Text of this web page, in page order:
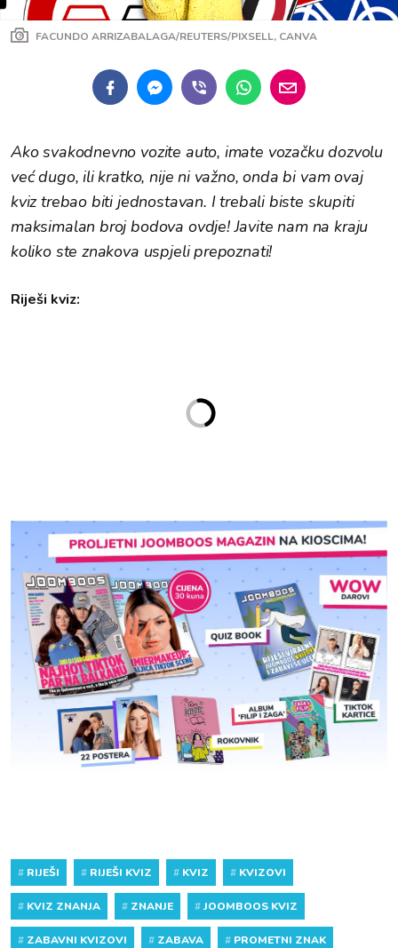
FACUNDO ARRIZABALAGA/REUTERS/PIXSELL, CANVA
Ako svakodnevno vozite auto, imate vozačku dozvolu
već dugo, ili kratko, nije ni važno, onda bi vam ovaj
kviz trebao biti jednostavan. I trebali biste skupiti
maksimalan broj bodova ovdje! Javite nam na kraju
koliko ste znakova uspjeli prepoznati!
Riješi kviz:
# RIJEŠI # RIJEŠI KVIZ # KVIZ # KVIZOVI
# KVIZ ZNANJA # ZNANJE #JOOMBOOS KVIZ
# ZABAVNI KVIZOVI # ZABAVA # PROMETNI ZNAK